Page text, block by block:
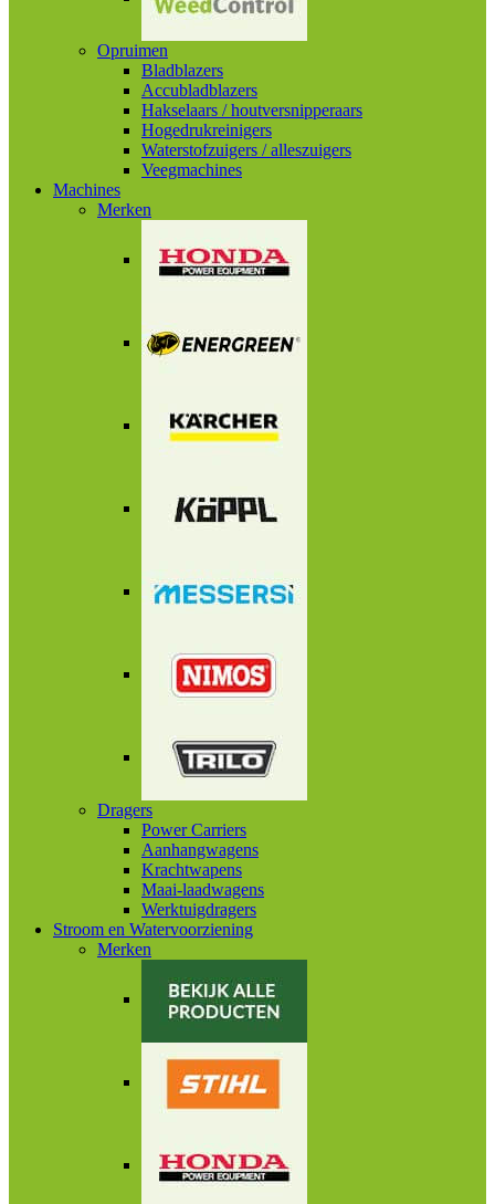
Opruimen
Bladblazers
Accubladblazers
Hakselaars / houtversnipperaars
Hogedrukreinigers
Waterstofzuigers / alleszuigers
Veegmachines
Machines
Merken
Dragers
Power Carriers
Aanhangwagens
Krachtwapens
Maai-laadwagens
Werktuigdragers
Stroom en Watervoorziening
Merken